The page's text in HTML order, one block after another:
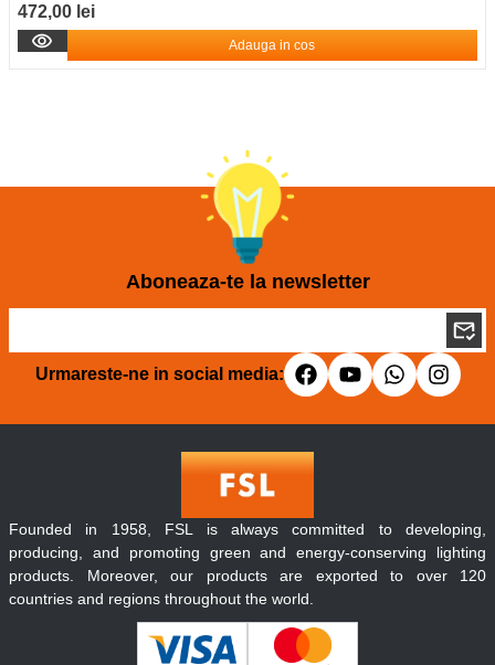
472,00 lei
Adauga in cos
Aboneaza-te la newsletter
Urmareste-ne in social media:
Founded in 1958, FSL is always committed to developing,
producing, and promoting green and energy-conserving lighting
products. Moreover, our products are exported to over 120
countries and regions throughout the world.